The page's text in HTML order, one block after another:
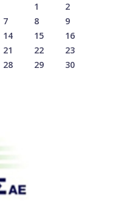
1
2
7 8
9
14 15
16
21 22
23
28 29
30